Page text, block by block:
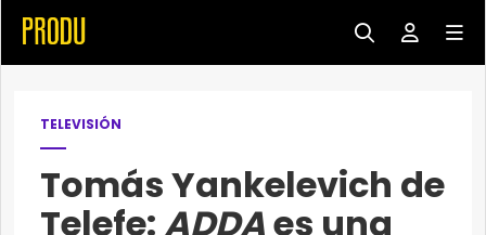
TELEVISIÓN
Tomás Yankelevich de
Telefe:ADDAes una